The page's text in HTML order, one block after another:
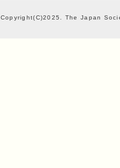
Copyright(C)2025. The Japan